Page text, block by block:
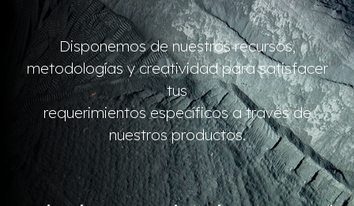
Disponemos de nuestros recursos,
metodologías y creatividad para satisfacer
tus
requerimientos específicos a través de
nuestros productos.